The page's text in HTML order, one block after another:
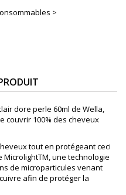
>
dore perle 60ml de Wella,
couvrir 100% des cheveux
tout en protégeant ceci
une technologie
de microparticules venant
afin de protéger la